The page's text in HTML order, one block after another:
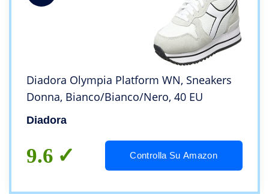
Diadora Olympia Platform WN, Sneakers
Donna, Bianco/Bianco/Nero, 40 EU
Diadora
9.6 Controlla Su Amazon